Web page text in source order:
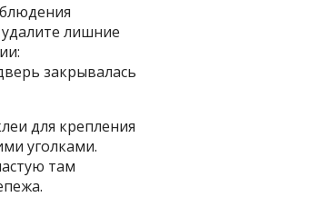
лишние
закрывалась
для крепления
уголками.
там